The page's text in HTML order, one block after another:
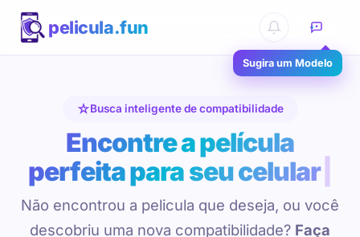
pelicula.fun
Sugira um Modelo
Busca inteligente de compatibilidade
Encontre a película
perfeita para seu celular
Não encontrou a pelicula que deseja, ou você
descobriu uma nova compatibilidade? Faça